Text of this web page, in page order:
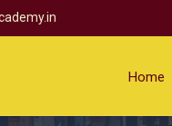
Home